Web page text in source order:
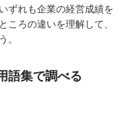
ずれも企業の経営成績を
ころの違いを理解して、
。
語集で調べる